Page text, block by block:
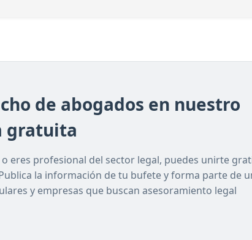
de abogados en nuestro
gratuita
eres profesional del sector legal, puedes unirte
la información de tu bufete y forma parte de
y empresas que buscan asesoramiento legal